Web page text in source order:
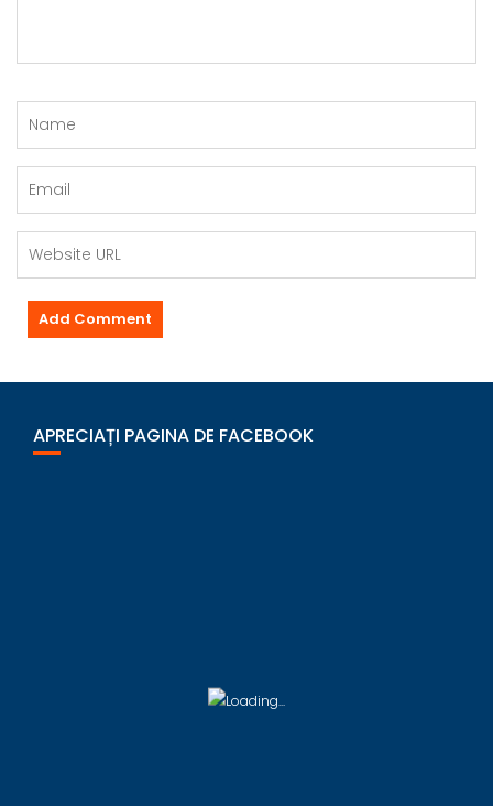
APRECIAȚI PAGINA DE FACEBOOK